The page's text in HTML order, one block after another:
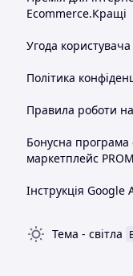
Ecommerce.Кращі
Угода користувача
Політика
Правила роботи
Бонусна
маркетплейс PROM
Інструкція Google
Тема - світла